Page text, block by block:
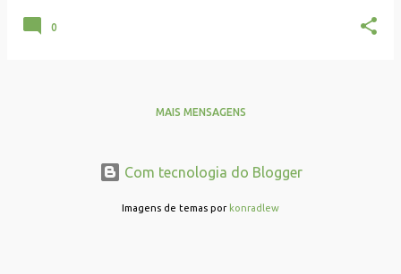
0
MAIS MENSAGENS
Com tecnologia do Blogger
Imagens de temas por konradlew